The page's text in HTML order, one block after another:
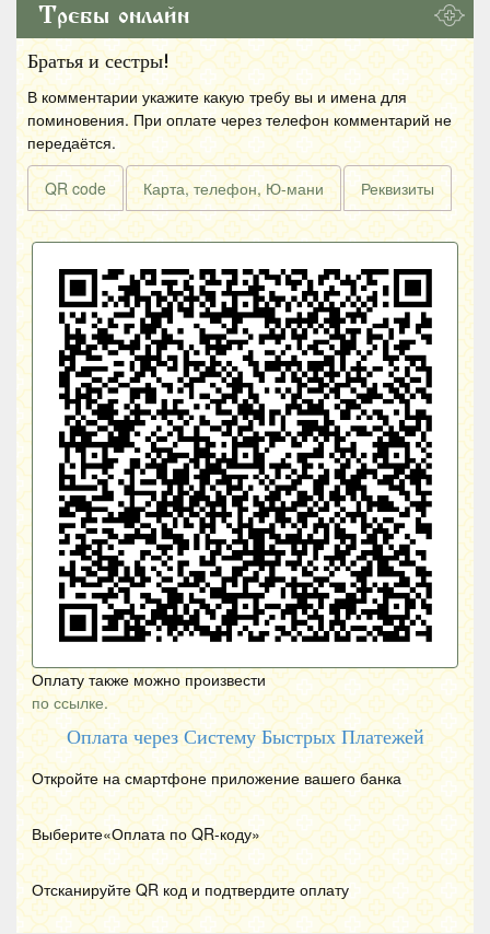
Требы онлайн
Братья и сестры!
В комментарии укажите какую требу вы и имена для
поминовения. При оплате через телефон комментарий не
передаётся.
QR code Карта, телефон, Ю-мани Реквизиты
Оплату также можно произвести
по ссылке.
Оплата через Систему Быстрых Платежей
Откройте на смартфоне приложение вашего банка
Выберите«Оплата по QR-коду»
Отсканируйте QR код и подтвердите оплату